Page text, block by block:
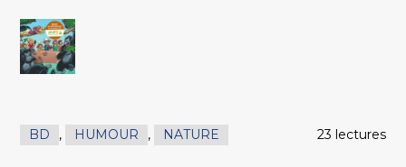
BD , HUMOUR , NATURE 23 lectures